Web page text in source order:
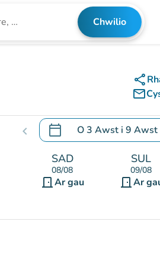
Chwilio
share
mail_outline
chevron_left calendar_today O3 Awst i 9 Awst
.Agor y calendr i newid
SAD
08/08
door_frontAr gau
SUL
09/08
door_front Ar